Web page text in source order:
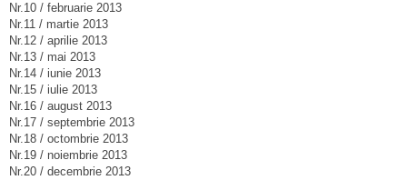
Nr.10 / februarie 2013
Nr.11 / martie 2013
Nr.12 / aprilie 2013
Nr.13 / mai 2013
Nr.14 / iunie 2013
Nr.15 / iulie 2013
Nr.16 / august 2013
Nr.17 / septembrie 2013
Nr.18 / octombrie 2013
Nr.19 / noiembrie 2013
Nr.20 / decembrie 2013